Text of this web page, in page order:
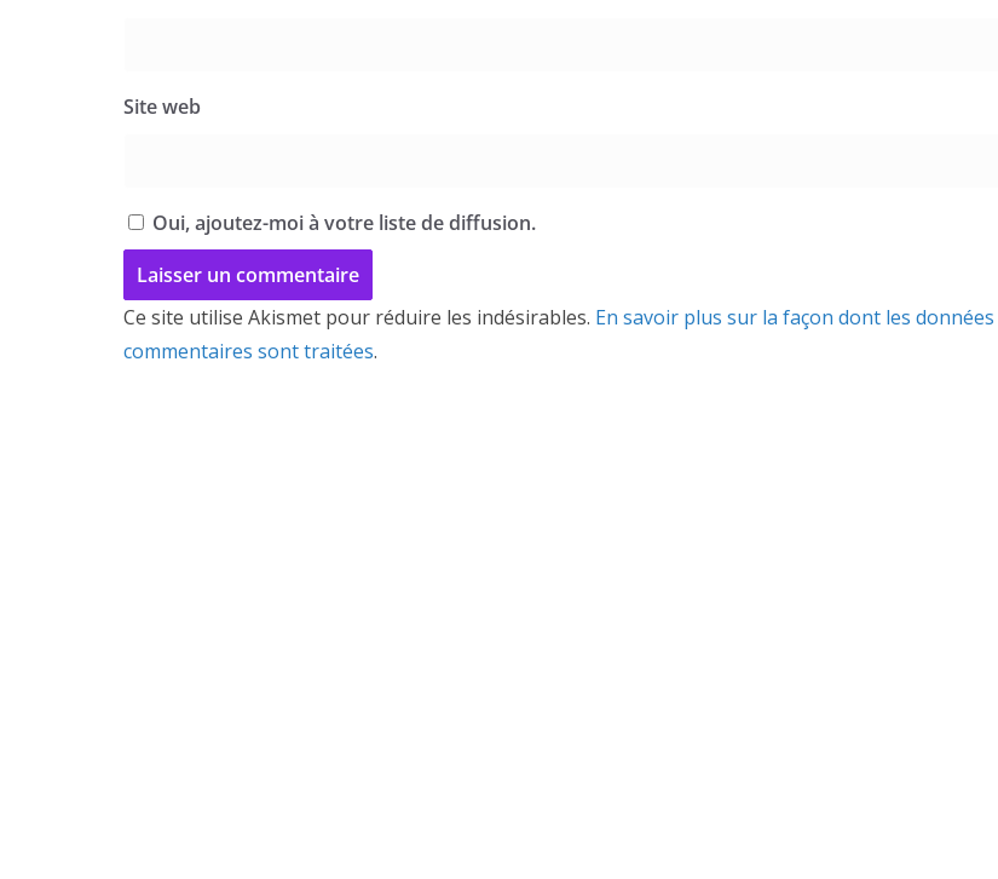
Site web
Oui, ajoutez-moi à votre liste de diffusion.
Ce site utilise Akismet pour réduire les indésirables. En savoir plus sur la façon dont les données
commentaires sont traitées.